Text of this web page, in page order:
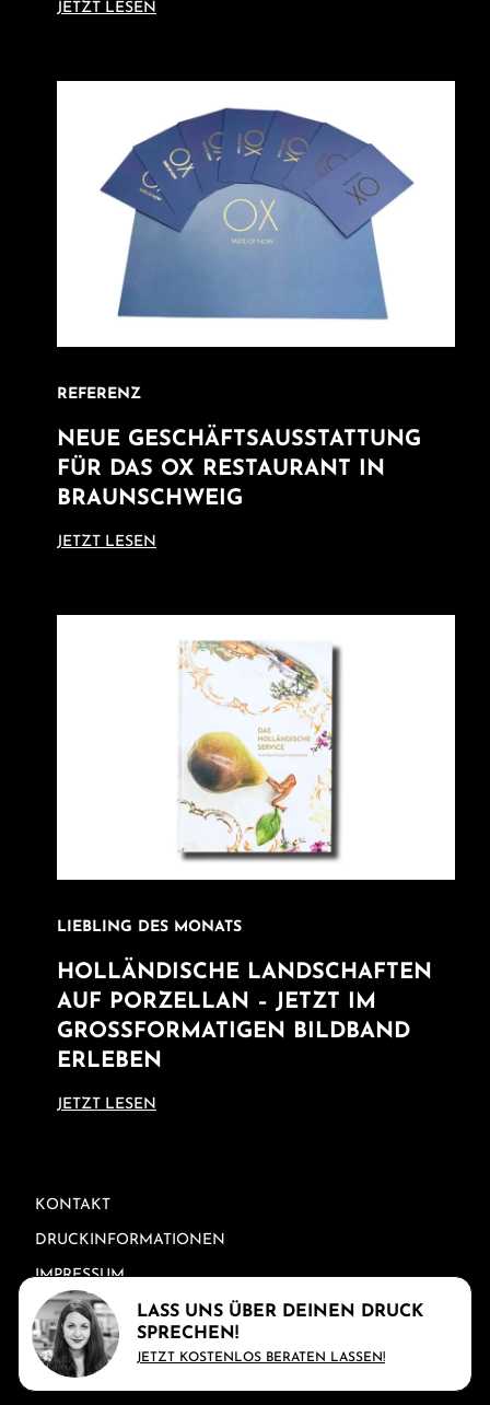
LASS UNS ÜBER DEINEN DRUCK
SPRECHEN!
JETZT KOSTENLOS BERATEN LASSEN!
JETZT LESEN
REFERENZ
NEUE GESCHÄFTSAUSSTATTUNG
FÜR DAS OX RESTAURANT IN
BRAUNSCHWEIG
JETZT LESEN
LIEBLING DES MONATS
HOLLÄNDISCHE LANDSCHAFTEN
AUF PORZELLAN – JETZT IM
GROSSFORMATIGEN BILDBAND E
RLEBEN
JETZT LESEN
KONTAKT
DRUCKINFORMATIONEN
IMPRESSUM
DATENSCHUTZ
AGB
© ROCO DRUCK 2026